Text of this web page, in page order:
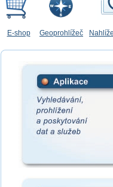
E-shop Geoprohlížeč